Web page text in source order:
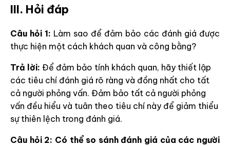
III. Hỏi đáp
Câu hỏi 1: Làm sao để đảm bảo các đánh giá được
thực hiện một cách khách quan và công bằng?
Trả lời: Để đảm bảo tính khách quan, hãy thiết lập
các tiêu chí đánh giá rõ ràng và đồng nhất cho tất
cả người phỏng vấn. Đảm bảo tất cả người phỏng
vấn đều hiểu và tuân theo tiêu chí này để giảm thiểu
sự thiên lệch trong đánh giá.
Câu hỏi 2: Có thể so sánh đánh giá của các người